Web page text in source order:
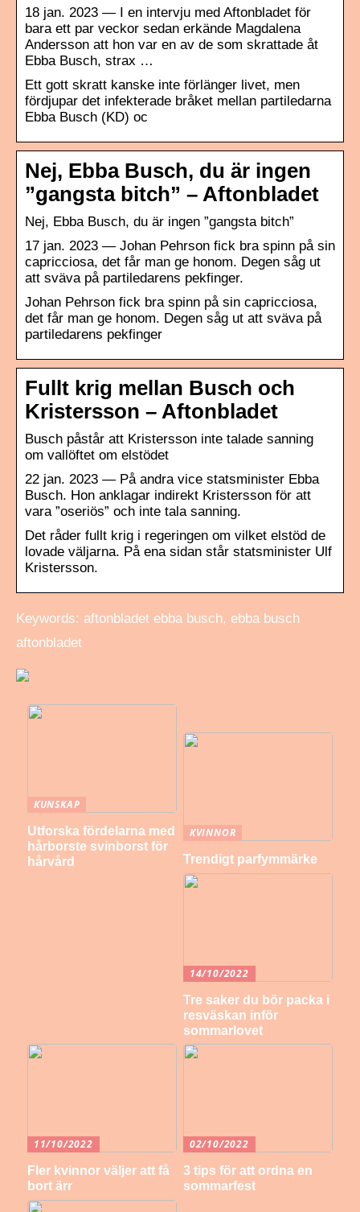
18 jan. 2023 — I en intervju med Aftonbladet för
bara ett par veckor sedan erkände Magdalena
Andersson att hon var en av de som skrattade åt
Ebba Busch, strax …
Ett gott skratt kanske inte förlänger livet, men
fördjupar det infekterade bråket mellan partiledarna
Ebba Busch (KD) oc
Nej, Ebba Busch, du är ingen
”gangsta bitch” – Aftonbladet
Nej, Ebba Busch, du är ingen ”gangsta bitch”
17 jan. 2023 — Johan Pehrson fick bra spinn på sin
capricciosa, det får man ge honom. Degen såg ut
att sväva på partiledarens pekfinger.
Johan Pehrson fick bra spinn på sin capricciosa,
det får man ge honom. Degen såg ut att sväva på
partiledarens pekfinger
Fullt krig mellan Busch och
Kristersson – Aftonbladet
Busch påstår att Kristersson inte talade sanning
om vallöftet om elstödet
22 jan. 2023 — På andra vice statsminister Ebba
Busch. Hon anklagar indirekt Kristersson för att
vara ”oseriös” och inte tala sanning.
Det råder fullt krig i regeringen om vilket elstöd de
lovade väljarna. På ena sidan står statsminister Ulf
Kristersson.
Keywords: aftonbladet ebba busch, ebba busch
aftonbladet
KUNSKAP
Utforska fördelarna med
hårborste svinborst för
hårvård
KVINNOR
Trendigt parfymmärke
14/10/2022
Tre saker du bör packa i
resväskan inför
sommarlovet
11/10/2022
Fler kvinnor väljer att få
bort ärr
02/10/2022
3 tips för att ordna en
sommarfest